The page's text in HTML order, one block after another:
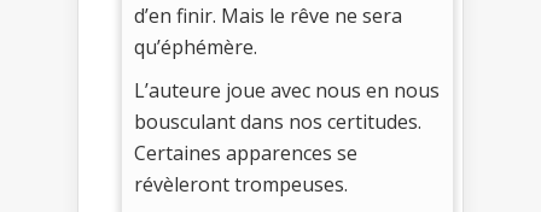
d’en finir. Mais le rêve ne sera
qu’éphémère.
L’auteure joue avec nous en nous
bousculant dans nos certitudes.
Certaines apparences se
révèleront trompeuses.